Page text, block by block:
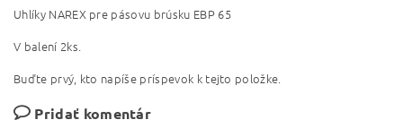
Uhlíky NAREX pre pásovu brúsku EBP 65
V balení 2ks.
Buďte prvý, kto napíše príspevok k tejto položke.
Pridať komentár